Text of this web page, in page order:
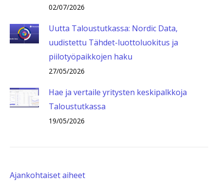
02/07/2026
Uutta Taloustutkassa: Nordic Data,
uudistettu Tähdet-luottoluokitus ja
piilotyöpaikkojen haku
27/05/2026
Hae ja vertaile yritysten keskipalkkoja
Taloustutkassa
19/05/2026
Ajankohtaiset aiheet